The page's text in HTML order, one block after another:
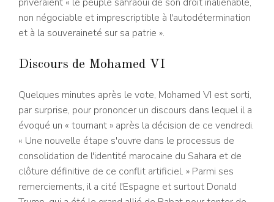
non négociable et imprescriptible à l'autodétermination
et à la souveraineté sur sa patrie ».
Discours de Mohamed VI
Quelques minutes après le vote, Mohamed VI est sorti,
par surprise, pour prononcer un discours dans lequel il a
évoqué un « tournant » après la décision de ce vendredi.
« Une nouvelle étape s'ouvre dans le processus de
consolidation de l'identité marocaine du Sahara et de
clôture définitive de ce conflit artificiel. » Parmi ses
remerciements, il a cité l'Espagne et surtout Donald